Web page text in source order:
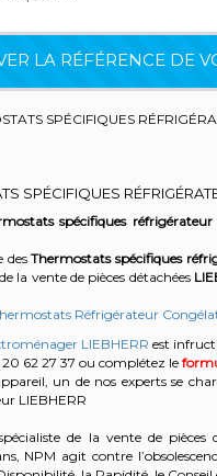
LA RÉFÉRENCE DE
SPÉCIFIQUES
SPÉCIFIQUES
spécifiques
desThermostats spécifiques
la vente de pièces détachées
Réfrigérateur
LIEBHERR est
62 27 37 ou complétez le
un de nos experts se
LIEBHERR
de la vente de
NPM agit contre